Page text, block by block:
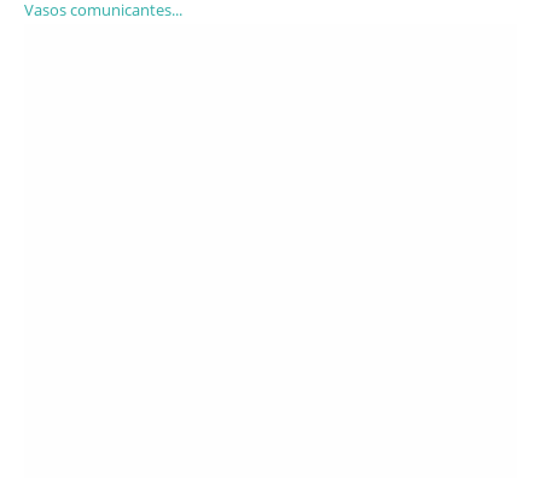
Vasos comunicantes...